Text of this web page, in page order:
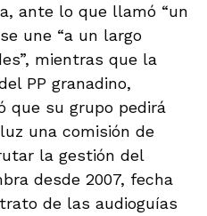
ante lo que llamó “un
une “a un largo
mientras que la
PP granadino,
que su grupo pedirá
una comisión de
la gestión del
desde 2007, fecha
de las audioguías